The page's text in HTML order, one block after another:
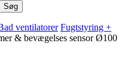
Søg
ventilatorer Fugtstyring +
& bevægelses sensor Ø100